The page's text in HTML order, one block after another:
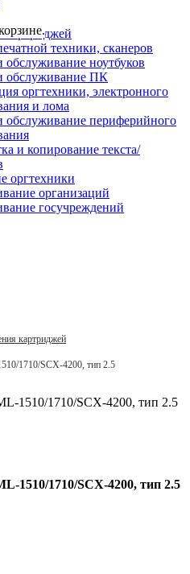
картриджей
техники, сканеров
обслуживание ноутбуков
обслуживание ПК
оргтехники, электронного
и лома
обслуживание периферийного
и копирование текста/
оргтехники
организаций
госучреждений
картриджей
1710/SCX-4200, тип 2.5
1510/1710/SCX-4200, тип 2.5